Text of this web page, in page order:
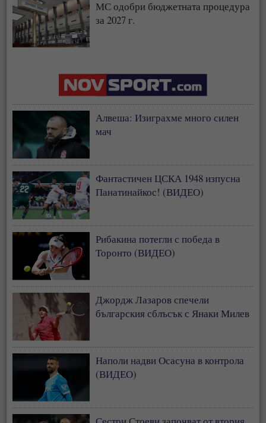
МС одобри бюджетната процедура
за 2027 г.
Алвеша: Изиграхме много силен
мач
Фантастичен ЦСКА 1948 изпусна
Панатинайкос! (ВИДЕО)
Рибакина потегли с победа в
Торонто (ВИДЕО)
Джордж Лазаров спечели
българския сблъсък с Янаки Милев
Наполи надви Осасуна в контрола
(ВИДЕО)